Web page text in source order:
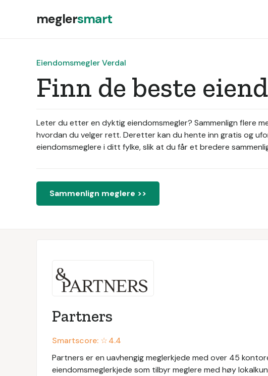
meglersmart
Eiendomsmegler Verdal
Finn de beste
Leter du etter en dyktig eiendomsmegler? Sammenlign flere
hvordan du velger rett. Deretter kan du hente inn gratis og
eiendomsmeglere i ditt fylke, slik at du får et bredere
Sammenlign meglere >>
Partners
Smartscore: ☆4.4
Partners er en uavhengig meglerkjede med over 45
eiendomsmeglerkjede som tilbyr meglere med høy